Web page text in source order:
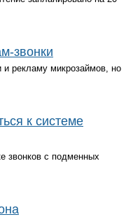
звонки
и рекламу микрозаймов, но
к системе
звонков с подменных